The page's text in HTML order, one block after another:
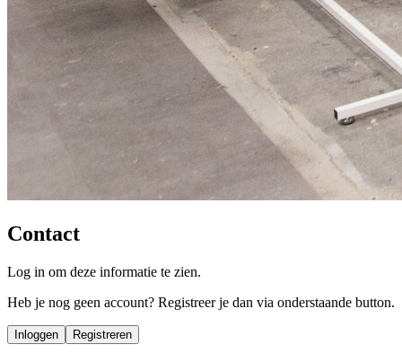
Contact
Log in om deze informatie te zien.
Heb je nog geen account? Registreer je dan via onderstaande button.
Inloggen Registreren